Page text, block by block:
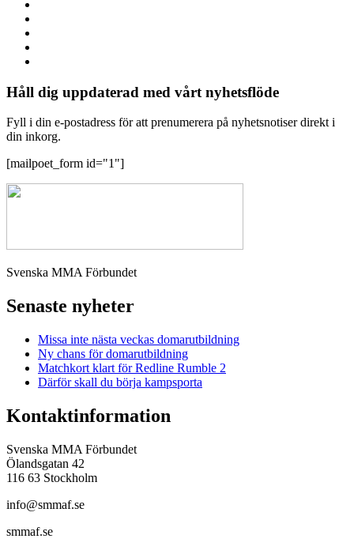
Håll dig uppdaterad med vårt nyhetsflöde
Fyll i din e-postadress för att prenumerera på nyhetsnotiser direkt i
din inkorg.
[mailpoet_form id="1"]
Svenska MMA Förbundet
Senaste nyheter
Missa inte nästa veckas domarutbildning
Ny chans för domarutbildning
Matchkort klart för Redline Rumble 2
Därför skall du börja kampsporta
Kontaktinformation
Svenska MMA Förbundet
Ölandsgatan 42
116 63 Stockholm
info@smmaf.se
smmaf.se